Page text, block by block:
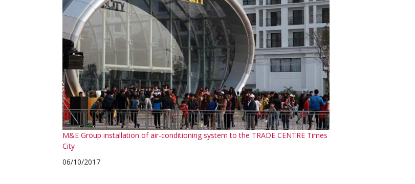
M&E Group installation of air-conditioning system to the TRADE CENTRE Times
City
06/10/2017